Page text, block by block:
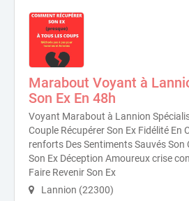
Marabout Voyant à
Son Ex En 48h
Voyant Marabout à Lannion
Couple Récupérer Son Ex Fidélité En
renforts Des Sentiments Sauvés Son
Son Ex Déception Amoureux crise
Faire Revenir Son Ex
Lannion (22300)